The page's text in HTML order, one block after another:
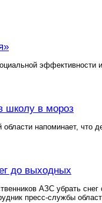
школу в мороз
напоминает, что
до выходных
АЗС убрать
пресс-службы